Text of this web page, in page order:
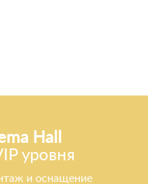
Hall
уровня
и оснащение